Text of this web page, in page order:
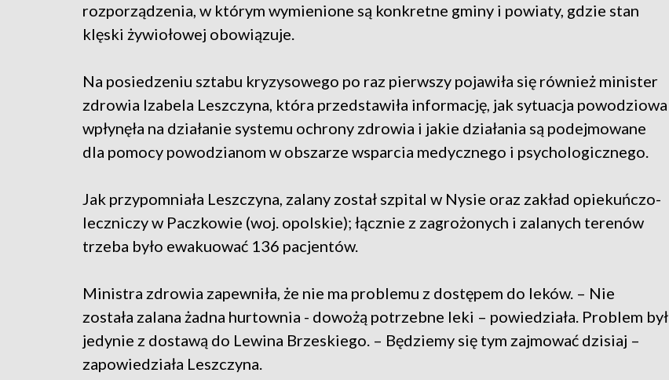
rozporządzenia, w którym wymienione są konkretne gminy i powiaty, gdzie stan
klęski żywiołowej obowiązuje.
Na posiedzeniu sztabu kryzysowego po raz pierwszy pojawiła się również minister
zdrowia Izabela Leszczyna, która przedstawiła informację, jak sytuacja powodziowa
wpłynęła na działanie systemu ochrony zdrowia i jakie działania są podejmowane
dla pomocy powodzianom w obszarze wsparcia medycznego i psychologicznego.
Jak przypomniała Leszczyna, zalany został szpital w Nysie oraz zakład opiekuńczo-
leczniczy w Paczkowie (woj. opolskie); łącznie z zagrożonych i zalanych terenów
trzeba było ewakuować 136 pacjentów.
Ministra zdrowia zapewniła, że nie ma problemu z dostępem do leków. – Nie
została zalana żadna hurtownia - dowożą potrzebne leki – powiedziała. Problem był
jedynie z dostawą do Lewina Brzeskiego. – Będziemy się tym zajmować dzisiaj –
zapowiedziała Leszczyna.